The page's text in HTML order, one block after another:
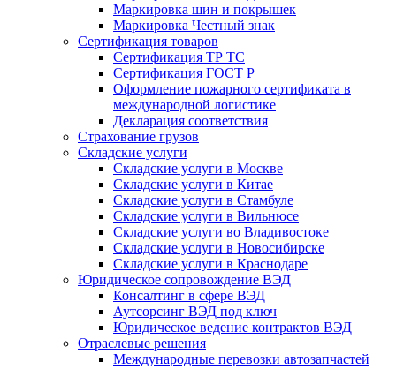
Маркировка шин и покрышек
Маркировка Честный знак
Сертификация товаров
Сертификация ТР ТС
Сертификация ГОСТ Р
Оформление пожарного сертификата в
международной логистике
Декларация соответствия
Страхование грузов
Складские услуги
Складские услуги в Москве
Складские услуги в Китае
Складские услуги в Стамбуле
Складские услуги в Вильнюсе
Складские услуги во Владивостоке
Складские услуги в Новосибирске
Складские услуги в Краснодаре
Юридическое сопровождение ВЭД
Консалтинг в сфере ВЭД
Аутсорсинг ВЭД под ключ
Юридическое ведение контрактов ВЭД
Отраслевые решения
Международные перевозки автозапчастей